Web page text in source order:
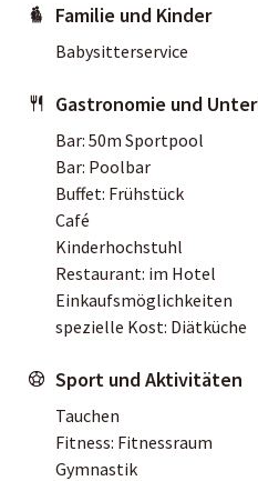
Familie und Kinder
Babysitterservice
Gastronomie und
Bar: 50m Sportpool
Bar: Poolbar
Buffet: Frühstück
Café
Kinderhochstuhl
Restaurant: im Hotel
Einkaufsmöglichkeiten
spezielle Kost: Diätküche
Sport und Aktivitäten
Tauchen
Fitness: Fitnessraum
Gymnastik